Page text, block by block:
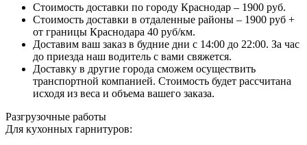
Стоимость доставки по городу Краснодар – 1900 руб.
Стоимость доставки в отдаленные районы – 1900 руб +
от границы Краснодара 40 руб/км.
Доставим ваш заказ в будние дни с 14:00 до 22:00. За час
до приезда наш водитель с вами свяжется.
Доставку в другие города сможем осуществить
транспортной компанией. Стоимость будет рассчитана
исходя из веса и объема вашего заказа.
Разгрузочные работы
Для кухонных гарнитуров: